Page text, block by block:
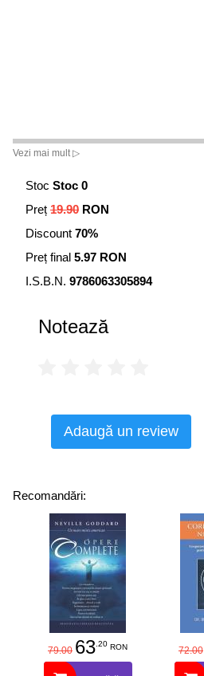
Vezi mai mult ▷
Stoc Stoc 0
Preț 19.90 RON
Discount 70%
Preț final 5.97 RON
I.S.B.N. 9786063305894
Notează
Adaugă un review
Recomandări:
79.00 63.20 RON 72.00